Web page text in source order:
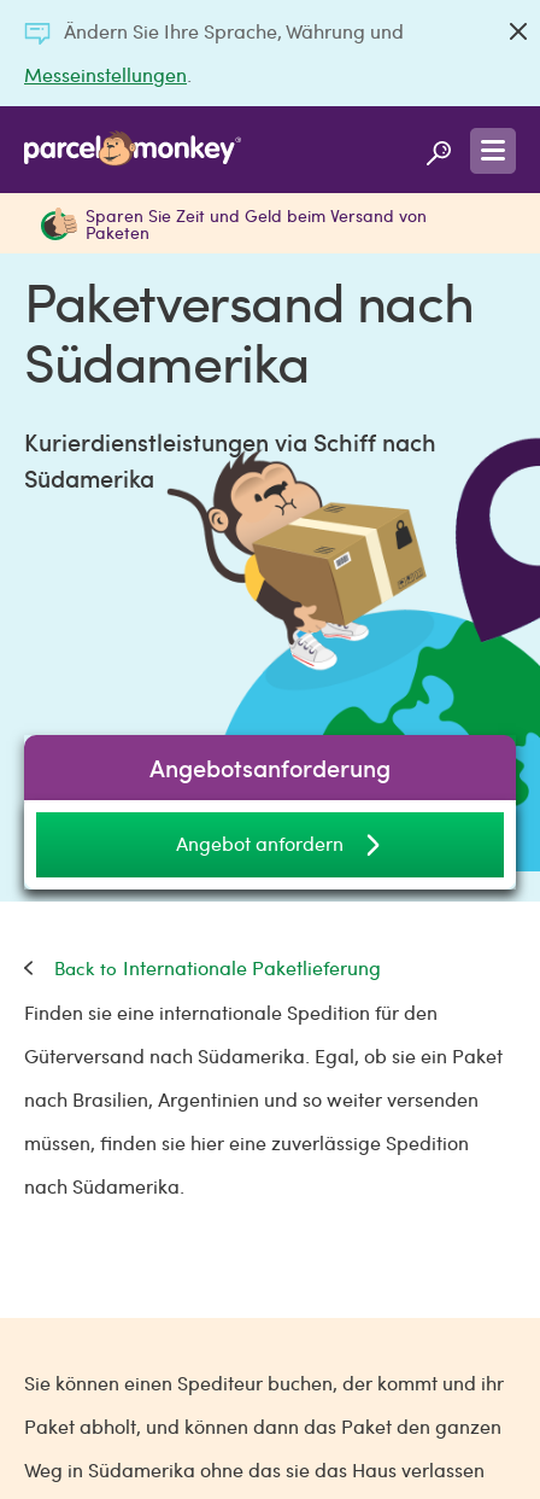
Ändern Sie Ihre Sprache, Währung und
Messeinstellungen
Sparen Sie Zeit und Geld beim Versand von
Paketen
Ermäßigte Preise mit Premium-
Kurieren
Vergleichen Sie Preise und Dienstleistungen zu über
240 Reisezielen
Paketversand nach
Südamerika
Kurierdienstleistungen via Schiff nach
Südamerika
Angebotsanforderung
Angebot anfordern
Internationale Paketlieferung
Finden sie eine internationale Spedition für den
Güterversand nach Südamerika. Egal, ob sie ein Paket
nach Brasilien, Argentinien und so weiter versenden
müssen, finden sie hier eine zuverlässige Spedition
nach Südamerika.
Sie können einen Spediteur buchen, der kommt und ihr
Paket abholt, und können dann das Paket den ganzen
Weg in Südamerika ohne das sie das Haus verlassen